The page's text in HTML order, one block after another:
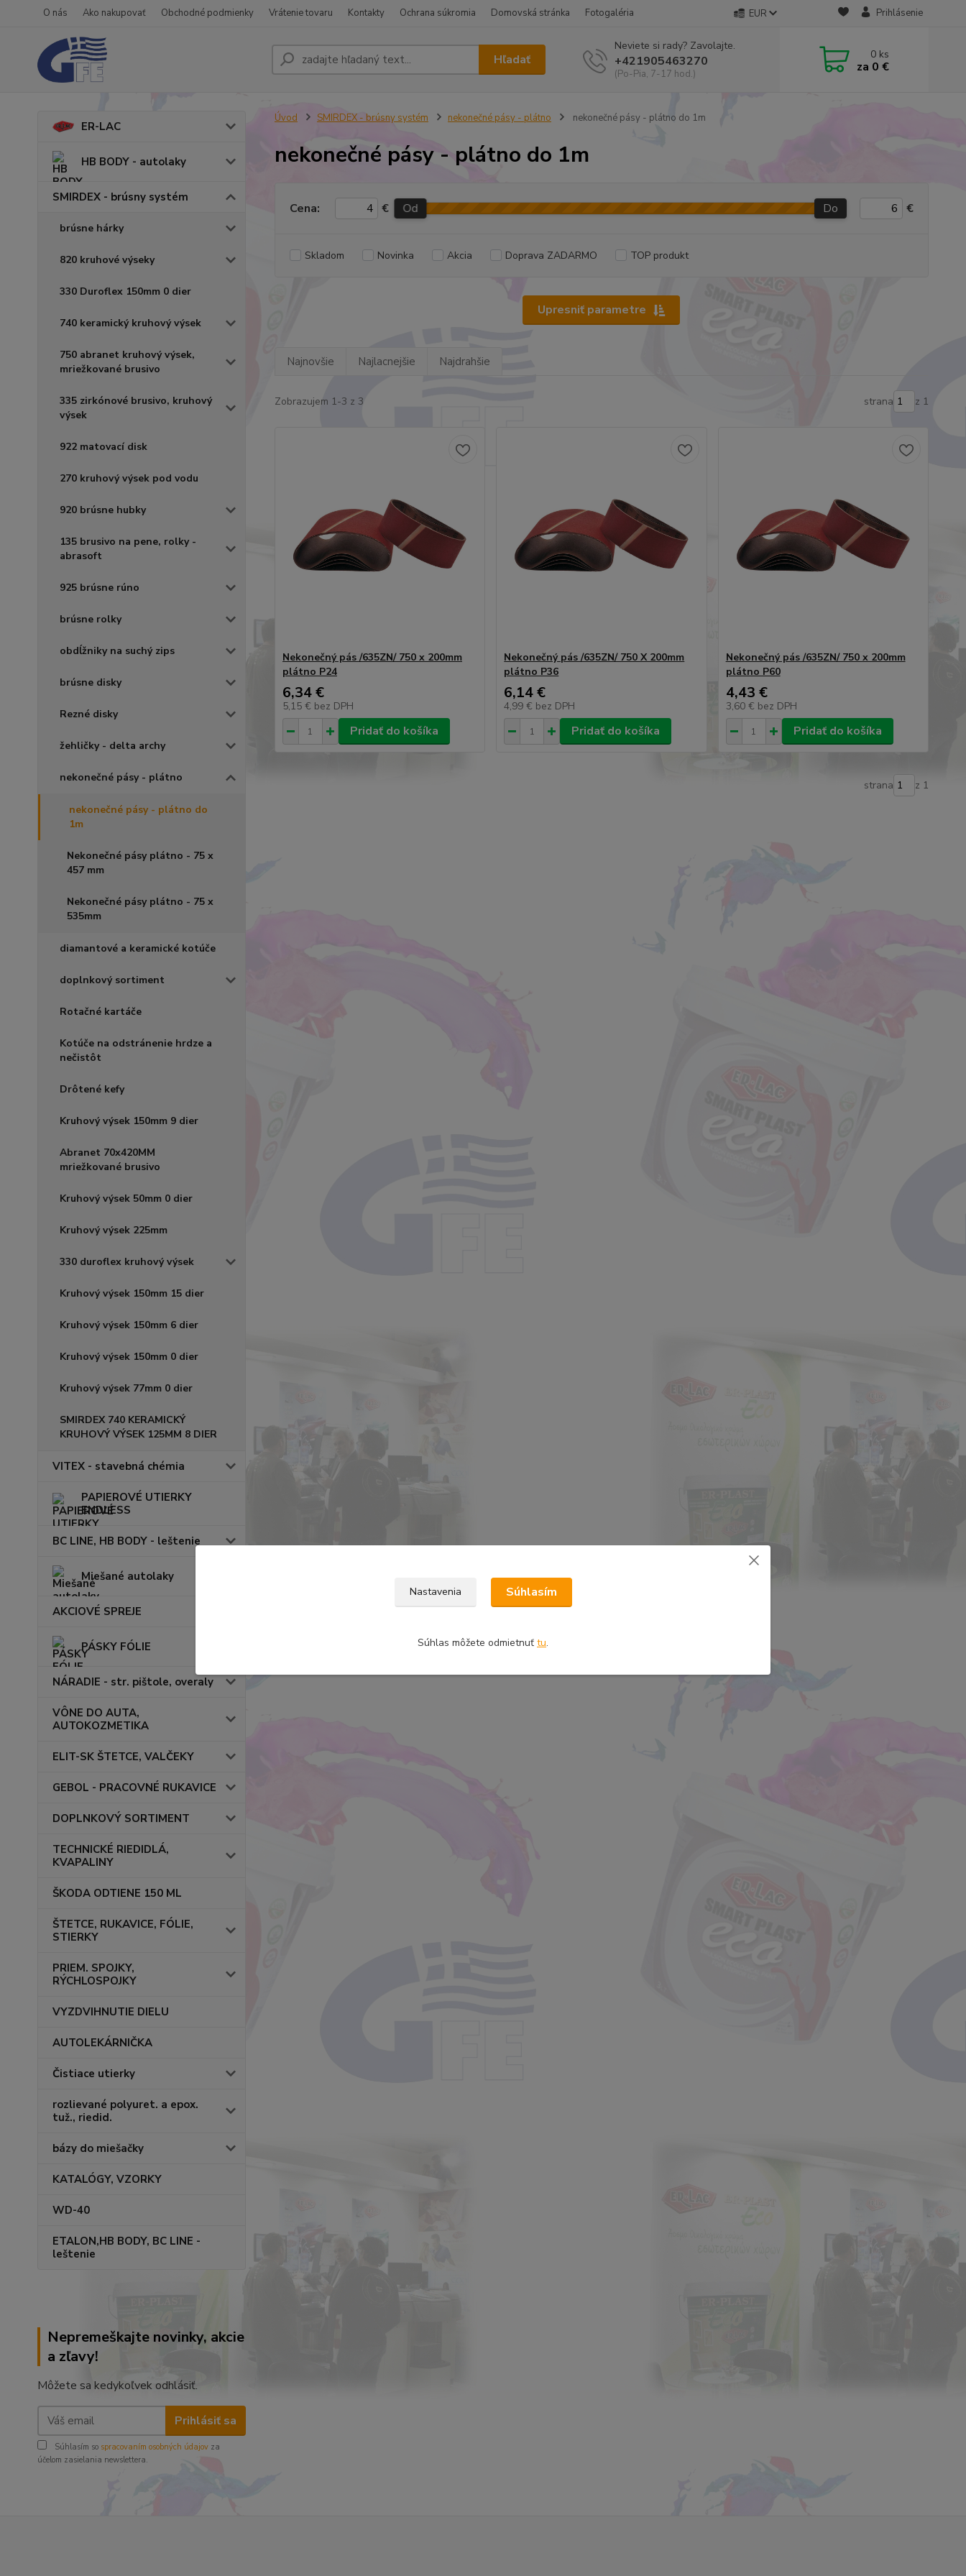
O nás Ako nakupovať Obchodné podmienky Vrátenie tovaru Kontakty Ochrana súkromia Domovská stránka Fotogaléria EUR Prihlásenie
Hľadať
Neviete si rady? Zavolajte.
+421905463270
(Po-Pia, 7-17 hod.)
0 ks
za 0 €
ER-LAC
HB BODY - autolaky
SMIRDEX - brúsny systém
brúsne hárky
820 kruhové výseky
330 Duroflex 150mm 0 dier
740 keramický kruhový výsek
750 abranet kruhový výsek,
mriežkované brusivo
335 zirkónové brusivo, kruhový
výsek
922 matovací disk
270 kruhový výsek pod vodu
920 brúsne hubky
135 brusivo na pene, rolky -
abrasoft
925 brúsne rúno
brúsne rolky
obdĺžniky na suchý zips
brúsne disky
Rezné disky
žehličky - delta archy
nekonečné pásy - plátno
nekonečné pásy - plátno do
1m
Nekonečné pásy plátno - 75 x
457 mm
Nekonečné pásy plátno - 75 x
535mm
diamantové a keramické kotúče
doplnkový sortiment
Rotačné kartáče
Kotúče na odstránenie hrdze a
nečistôt
Drôtené kefy
Kruhový výsek 150mm 9 dier
Abranet 70x420MM
mriežkované brusivo
Kruhový výsek 50mm 0 dier
Kruhový výsek 225mm
330 duroflex kruhový výsek
Kruhový výsek 150mm 15 dier
Kruhový výsek 150mm 6 dier
Kruhový výsek 150mm 0 dier
Kruhový výsek 77mm 0 dier
SMIRDEX 740 KERAMICKÝ
KRUHOVÝ VÝSEK 125MM 8 DIER
VITEX - stavebná chémia
PAPIEROVÉ UTIERKY
ENDLESS
BC LINE, HB BODY - leštenie
Miešané autolaky
AKCIOVÉ SPREJE
PÁSKY FÓLIE
NÁRADIE - str. pištole, overaly
VÔNE DO AUTA,
AUTOKOZMETIKA
ELIT-SK ŠTETCE, VALČEKY
GEBOL - PRACOVNÉ RUKAVICE
DOPLNKOVÝ SORTIMENT
TECHNICKÉ RIEDIDLÁ,
KVAPALINY
ŠKODA ODTIENE 150 ML
ŠTETCE, RUKAVICE, FÓLIE,
STIERKY
PRIEM. SPOJKY,
RÝCHLOSPOJKY
VYZDVIHNUTIE DIELU
AUTOLEKÁRNIČKA
Čistiace utierky
rozlievané polyuret. a epox.
tuž., riedid.
bázy do miešačky
KATALÓGY, VZORKY
WD-40
ETALON,HB BODY, BC LINE -
leštenie
Nepremeškajte novinky, akcie
a zľavy!
Môžete sa kedykoľvek odhlásiť.
Prihlásiť sa
Súhlasím so spracovaním osobných údajov za
účelom zasielania newslettera.
Úvod SMIRDEX - brúsny systém nekonečné pásy - plátno nekonečné pásy - plátno do 1m
nekonečné pásy - plátno do 1m
Upresniť parametre
Cena: € Od Do €
Skladom Novinka Akcia Doprava ZADARMO TOP produkt
Najnovšie Najlacnejšie Najdrahšie
Zobrazujem 1-3 z 3 strana z 1
Nekonečný pás /635ZN/ 750 x 200mm
plátno P24
6,34 €
5,15 € bez DPH
Pridať do košíka
Nekonečný pás /635ZN/ 750 X 200mm
plátno P36
6,14 €
4,99 € bez DPH
Pridať do košíka
Nekonečný pás /635ZN/ 750 x 200mm
plátno P60
4,43 €
3,60 € bez DPH
Pridať do košíka
strana z 1
Nastavenia Súhlasím
Súhlas môžete odmietnuť tu.